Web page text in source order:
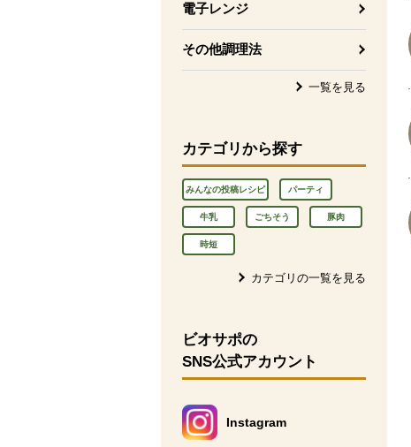
電子レンジ
その他調理法
一覧を見る
カテゴリから探す
みんなの投稿レシピ パーティ
牛乳 ごちそう 豚肉
時短
カテゴリの一覧を見る
ビオサポの
SNS公式アカウント
Instagram
別のウィンドウで開きます。